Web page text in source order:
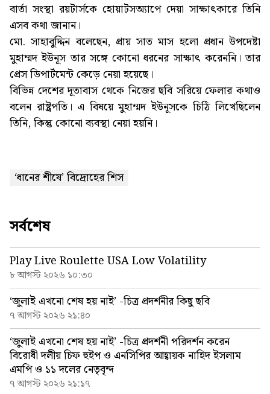
বার্তা সংস্থা রয়টার্সকে হোয়াটসঅ্যাপে দেয়া সাক্ষাৎকারে তিনি
এসব কথা জানান।
মো. সাহাবুদ্দিন বলেছেন, প্রায় সাত মাস হলো প্রধান উপদেষ্টা
মুহাম্মদ ইউনূস তার সঙ্গে কোনো ধরনের সাক্ষাৎ করেননি। তার
প্রেস ডিপার্টমেন্ট কেড়ে নেয়া হয়েছে।
বিভিন্ন দেশের দূতাবাস থেকে নিজের ছবি সরিয়ে ফেলার কথাও
বলেন রাষ্ট্রপতি। এ বিষয়ে মুহাম্মদ ইউনূসকে চিঠি লিখেছিলেন
তিনি, কিন্তু কোনো ব্যবস্থা নেয়া হয়নি।
‘ধানের শীষে’ বিদ্রোহের শিস
সর্বশেষ
Play Live Roulette USA Low Volatility
৮ আগস্ট ২০২৬ ১০:৩০
‘জুলাই এখনো শেষ হয় নাই’ -চিত্র প্রদর্শনীর কিছু ছবি
৭ আগস্ট ২০২৬ ২১:৪০
‘জুলাই এখনো শেষ হয় নাই’ -চিত্র প্রদর্শনী পরিদর্শন করেন
বিরোধী দলীয় চিফ হুইপ ও এনসিপির আহ্বায়ক নাহিদ ইসলাম
এমপি ও ১১ দলের নেতৃবৃন্দ
৭ আগস্ট ২০২৬ ২১:১৭